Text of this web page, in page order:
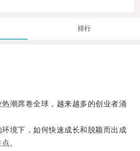
排行
席卷全球，越来越多的创业者涌
下，如何快速成长和脱颖而出成
。